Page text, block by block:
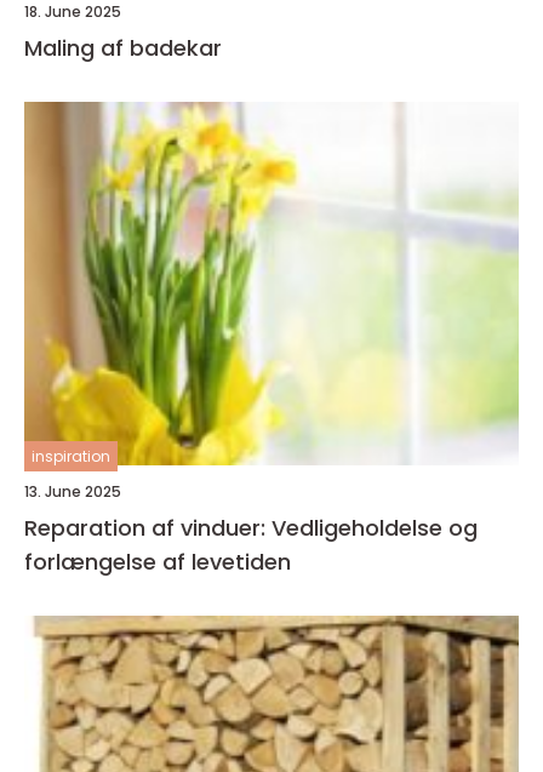
18. June 2025
Maling af badekar
inspiration
13. June 2025
Reparation af vinduer: Vedligeholdelse og
forlængelse af levetiden